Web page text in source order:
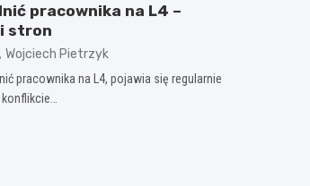
pracownika na L4 –
stron
Wojciech Pietrzyk
pracownika na L4, pojawia się regularnie